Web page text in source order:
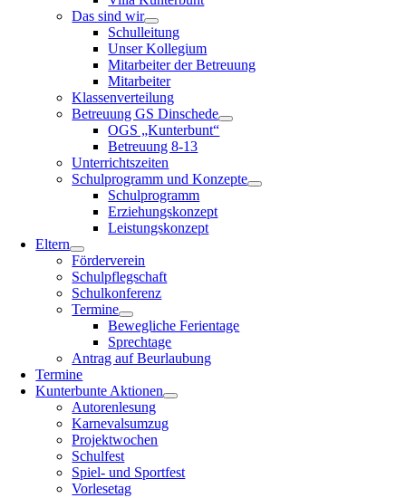
Das sind wir
Schulleitung
Unser Kollegium
Mitarbeiter der Betreuung
Mitarbeiter
Klassenverteilung
Betreuung GS Dinschede
OGS „Kunterbunt“
Betreuung 8-13
Unterrichtszeiten
Schulprogramm und Konzepte
Schulprogramm
Erziehungskonzept
Leistungskonzept
Eltern
Förderverein
Schulpflegschaft
Schulkonferenz
Termine
Bewegliche Ferientage
Sprechtage
Antrag auf Beurlaubung
Termine
Kunterbunte Aktionen
Autorenlesung
Karnevalsumzug
Projektwochen
Schulfest
Spiel- und Sportfest
Vorlesetag